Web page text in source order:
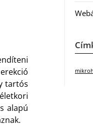
tartós
alapú